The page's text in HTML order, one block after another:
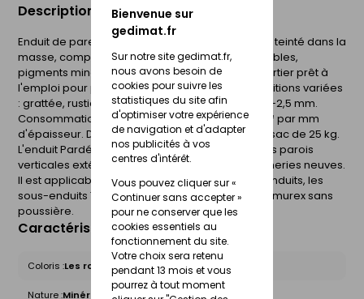
Bienvenue sur
gedimat.fr
Sur notre site gedimat.fr,
nous avons besoin de
cookies pour suivre les
statistiques du site afin
d'optimiser votre expérience
de navigation et d'adapter
nos publicités à vos
centres d'intérêt.
Vous pouvez cliquer sur «
Continuer sans accepter »
pour ne conserver que les
cookies essentiels au
fonctionnement du site.
Votre choix sera retenu
pendant 13 mois et vous
pourrez à tout moment
Description du produit
Enduit de parement traditionnel grain moyen CR teinté dans la
masse, composé de ciment, chaux aérienne, sables,
pigments minéraux et adjuvants spécifiques. Mortier prêt à
l'emploi pour plus de fiabilité et de régularité. Finitions variées
: grattée, rustique, jeté-truelle. Granulométrie : 0-2,5 mm.
Consommation : 12 à 18 kg/m². Finitions : 1,7 kg/m² par mm
d'épaisseur. Dosage en eau : 3,3 à 3,8 litres par sac de 25 kg.
L'enduit Pardéco Moyen est destiné à enduire les parois
verticales extérieures et intérieures des maçonneries neuves.
Il est applicable manuellement sur les corps d'enduits, les
sous-enduits Tradirex, Tradidur, Parmurex et Parmurex sans
poussière.
Caractéristiques du produit
Coloris :Les roses violets
Nature :Minérale